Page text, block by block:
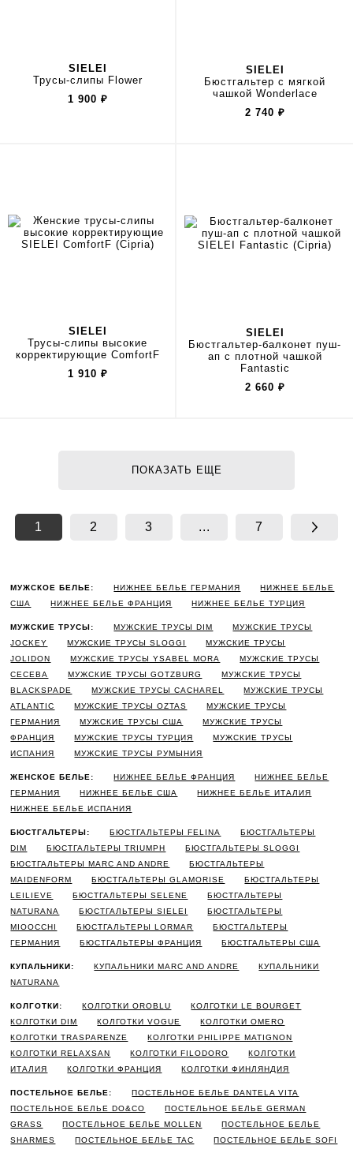
SIELEI
Трусы-слипы Flower
1 900 ₽
SIELEI
Бюстгальтер с мягкой
чашкой Wonderlace
2 740 ₽
SIELEI
Трусы-слипы высокие
корректирующие ComfortF
1 910 ₽
SIELEI
Бюстгальтер-балконет пуш-
ап с плотной чашкой
Fantastic
2 660 ₽
ПОКАЗАТЬ ЕЩЕ
1 2 3 ... 7
МУЖСКОЕ БЕЛЬЕ: НИЖНЕЕ БЕЛЬЕ ГЕРМАНИЯ
НИЖНЕЕ БЕЛЬЕ
США
НИЖНЕЕ БЕЛЬЕ ФРАНЦИЯ НИЖНЕЕ БЕЛЬЕ ТУРЦИЯ
МУЖСКИЕ ТРУСЫ: МУЖСКИЕ ТРУСЫ DIM
МУЖСКИЕ ТРУСЫ
JOCKEY
МУЖСКИЕ ТРУСЫ SLOGGI
МУЖСКИЕ ТРУСЫ
JOLIDON
МУЖСКИЕ ТРУСЫ YSABEL MORA
МУЖСКИЕ ТРУСЫ
CECEBA
МУЖСКИЕ ТРУСЫ GOTZBURG
МУЖСКИЕ ТРУСЫ
BLACKSPADE
МУЖСКИЕ ТРУСЫ CACHAREL
МУЖСКИЕ ТРУСЫ
ATLANTIC
МУЖСКИЕ ТРУСЫ OZTAS
МУЖСКИЕ ТРУСЫ
ГЕРМАНИЯ
МУЖСКИЕ ТРУСЫ США
МУЖСКИЕ ТРУСЫ
ФРАНЦИЯ
МУЖСКИЕ ТРУСЫ ТУРЦИЯ
МУЖСКИЕ ТРУСЫ
ИСПАНИЯ
МУЖСКИЕ ТРУСЫ РУМЫНИЯ
ЖЕНСКОЕ БЕЛЬЕ: НИЖНЕЕ БЕЛЬЕ ФРАНЦИЯ
НИЖНЕЕ БЕЛЬЕ
ГЕРМАНИЯ
НИЖНЕЕ БЕЛЬЕ США
НИЖНЕЕ БЕЛЬЕ ИТАЛИЯ
НИЖНЕЕ БЕЛЬЕ ИСПАНИЯ
БЮСТГАЛЬТЕРЫ: БЮСТГАЛЬТЕРЫ FELINA
БЮСТГАЛЬТЕРЫ
DIM
БЮСТГАЛЬТЕРЫ TRIUMPH
БЮСТГАЛЬТЕРЫ SLOGGI
БЮСТГАЛЬТЕРЫ MARC AND ANDRE
БЮСТГАЛЬТЕРЫ
MAIDENFORM
БЮСТГАЛЬТЕРЫ GLAMORISE
БЮСТГАЛЬТЕРЫ
LEILIEVE
БЮСТГАЛЬТЕРЫ SELENE
БЮСТГАЛЬТЕРЫ
NATURANA
БЮСТГАЛЬТЕРЫ SIELEI
БЮСТГАЛЬТЕРЫ
MIOOCCHI
БЮСТГАЛЬТЕРЫ LORMAR
БЮСТГАЛЬТЕРЫ
ГЕРМАНИЯ
БЮСТГАЛЬТЕРЫ ФРАНЦИЯ БЮСТГАЛЬТЕРЫ США
КУПАЛЬНИКИ: КУПАЛЬНИКИ MARC AND ANDRE
КУПАЛЬНИКИ
NATURANA
КОЛГОТКИ: КОЛГОТКИ OROBLU
КОЛГОТКИ LE BOURGET
КОЛГОТКИ DIM
КОЛГОТКИ VOGUE
КОЛГОТКИ OMERO
КОЛГОТКИ TRASPARENZE
КОЛГОТКИ PHILIPPE MATIGNON
КОЛГОТКИ RELAXSAN
КОЛГОТКИ FILODORO
КОЛГОТКИ
ИТАЛИЯ
КОЛГОТКИ ФРАНЦИЯ КОЛГОТКИ ФИНЛЯНДИЯ
ПОСТЕЛЬНОЕ БЕЛЬЕ:
ПОСТЕЛЬНОЕ БЕЛЬЕ DANTELA VITA
ПОСТЕЛЬНОЕ БЕЛЬЕ DO&CO
ПОСТЕЛЬНОЕ БЕЛЬЕ GERMAN
GRASS
ПОСТЕЛЬНОЕ БЕЛЬЕ MOLLEN
ПОСТЕЛЬНОЕ БЕЛЬЕ
SHARMES
ПОСТЕЛЬНОЕ БЕЛЬЕ TAC
ПОСТЕЛЬНОЕ БЕЛЬЕ SOFI